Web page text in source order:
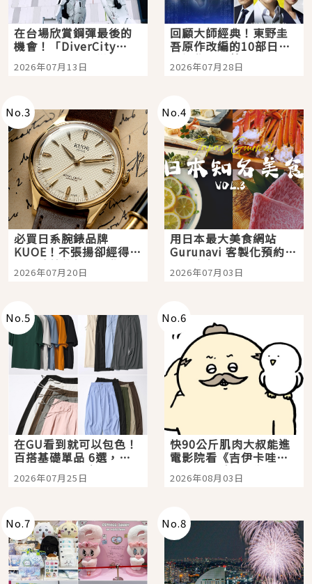
在台場欣賞鋼彈最後的
機會！「DiverCity
Tokyo Plaza」搭船、
購物、美食及夜景，一
2026年07月13日
回顧大師經典！東野圭
吾原作改編的10部日本
影視作品推薦
2026年07月28日
No.3
必買日系腕錶品牌
KUOE！不張揚卻經得起
時間洗鍊的經典之作五
選
2026年07月20日
No.4
用日本最大美食網站
Gurunavi 客製化預約九
大都市餐廳，打造專屬
美食體驗！
2026年07月03日
No.5
在GU看到就可以包色！
百搭基礎單品 6選，閉
眼全收也不心疼
2026年07月25日
No.6
快90公斤肌肉大叔能進
電影院看《吉伊卡哇》
嗎？日本重金屬樂團
「打首」會長與nagano
2026年08月03日
No.7 No.8